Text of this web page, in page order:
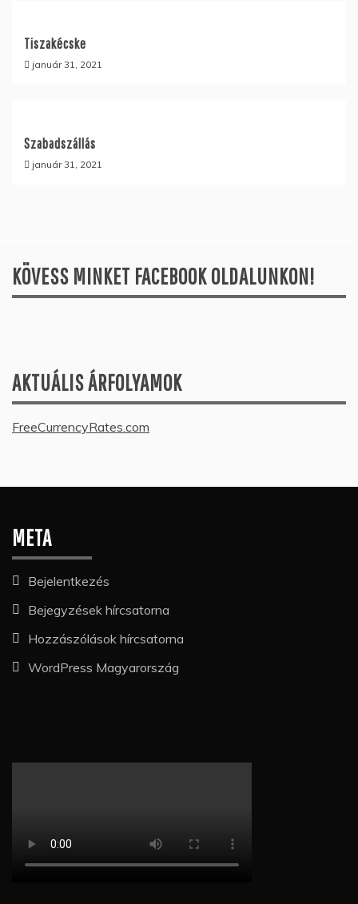
Tiszakécske
január 31, 2021
Szabadszállás
január 31, 2021
KÖVESS MINKET FACEBOOK OLDALUNKON!
AKTUÁLIS ÁRFOLYAMOK
FreeCurrencyRates.com
META
Bejelentkezés
Bejegyzések hírcsatorna
Hozzászólások hírcsatorna
WordPress Magyarország